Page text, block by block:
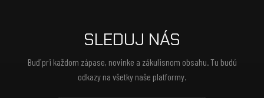
SLEDUJ NÁS
Buď pri každom zápase, novinke a zákulisnom obsahu. Tu budú
odkazy na všetky naše platformy.